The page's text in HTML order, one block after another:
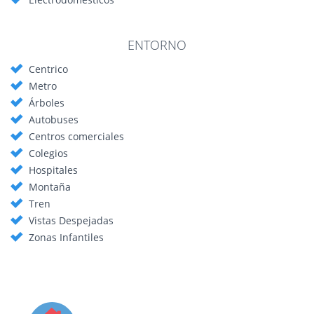
Listo para entrar a vivir
Honorarios por parte del comprador
ENTORNO
Centrico
Metro
Árboles
Autobuses
Centros comerciales
Colegios
Hospitales
Montaña
Tren
Vistas Despejadas
Zonas Infantiles